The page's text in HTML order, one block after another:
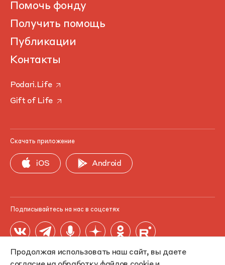
Продолжая использовать наш сайт, вы даете
Помочь фонду
Получить помощь
Публикации
Контакты
Podari.Life
Gift of Life
Скачать приложение
iOS Android
Подписывайтесь на нас в соцсетях